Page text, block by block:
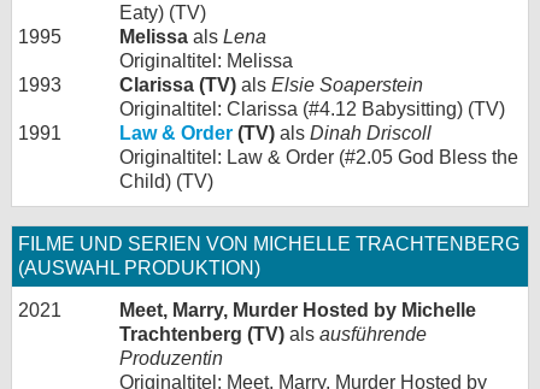
Eaty) (TV)
1995
Melissa als Lena
Originaltitel: Melissa
1993
Clarissa (TV) als Elsie Soaperstein
Originaltitel: Clarissa (#4.12 Babysitting) (TV)
1991
Law & Order (TV) als Dinah Driscoll
Originaltitel: Law & Order (#2.05 God Bless the
Child) (TV)
FILME UND SERIEN VON MICHELLE TRACHTENBERG
(AUSWAHL PRODUKTION)
2021
Meet, Marry, Murder Hosted by Michelle
Trachtenberg (TV) als ausführende
Produzentin
Originaltitel: Meet, Marry, Murder Hosted by